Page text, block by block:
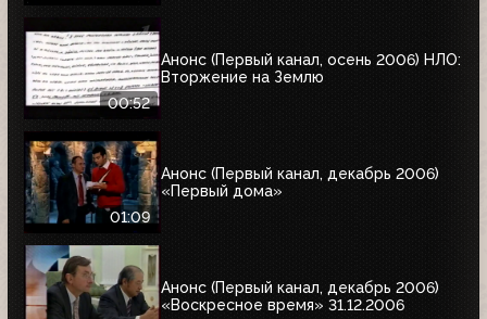
00:52
Анонс (Первый канал, осень 2006) НЛО:
Вторжение на Землю
01:09
Анонс (Первый канал, декабрь 2006)
«Первый дома»
Анонс (Первый канал, декабрь 2006)
«Воскресное время» 31.12.2006